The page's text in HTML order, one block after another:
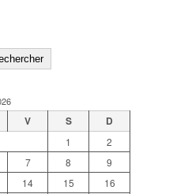
V S D
1
2
7 8
9
14 15
16